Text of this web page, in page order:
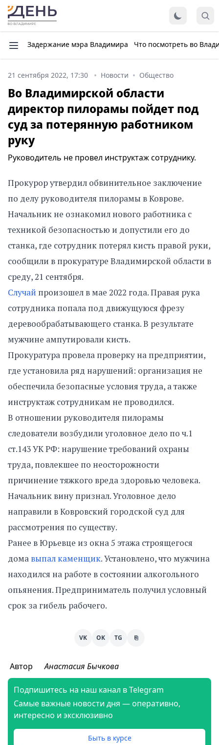
Задержание мэра Владимира Что посмотреть во
21 сентября 2022, 17:30 Новости Общество
Во Владимирской области
директор пилорамы пойдет под
суд за потерянную работником
руку
Руководитель не провел инструктаж сотруднику.
Прокурор утвердил обвинительное заключение
по делу руководителя пилорамы в Коврове.
Начальник не ознакомил нового работника с
техникой безопасностью и допустили его до
станка, где сотрудник потерял кисть правой руки,
сообщили в прокуратуре Владимирской области в
среду, 21 сентября.
Случай произошел в мае 2022 года. Правая рука
сотрудника попала под движущуюся фрезу
деревообрабатывающего станка. В результате
мужчине ампутировали кисть.
Прокуратура провела проверку на предприятии,
где установила ряд нарушений: организация не
обеспечила безопасные условия труда, а также
инструктаж сотрудникам не проводился.
В отношении руководителя пилорамы
следователи возбудили уголовное дело по ч.1
ст.143 УК РФ: нарушение требований охраны
труда, повлекшее по неосторожности
причинение тяжкого вреда здоровью человека.
Начальник вину признал. Уголовное дело
направили в Ковровский городской суд для
рассмотрения по существу.
Ранее в Юрьевце из окна 5 этажа строящегося
дома выпал каменщик. Установлено, что мужчина
находился на работе в состоянии алкогольного
опьянения. Предприниматель получил условный
срок за гибель рабочего.
VK OK TG ⎘
Автор Анастасия Бычкова
Подпишитесь на наш канал в Telegram
Самые важные новости дня — оперативно,
интересно и эксклюзивно
Быть в курсе